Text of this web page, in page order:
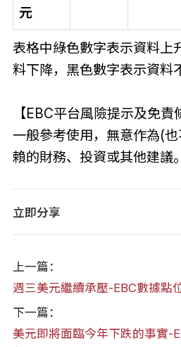
元
表格中綠色數字表示資料上
料下降，黑色數字表示資料
【EBC平台風險提示及免
一般參考使用，無意作為(
賴的財務、投資或其他建議。
立即分享
上一篇：
週三美元繼續承壓-EBC數據點
下一篇：
美元即將面臨今年下跌的事實-